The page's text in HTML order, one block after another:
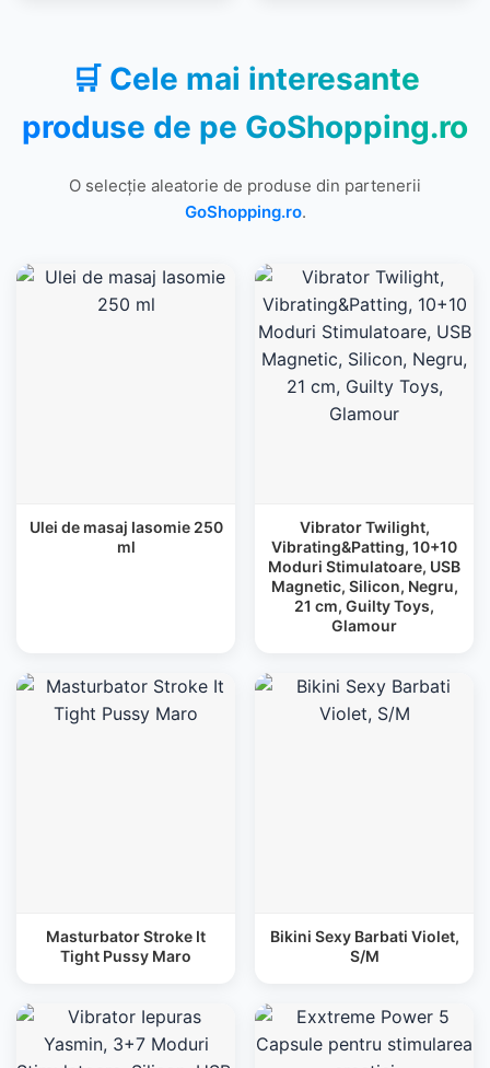
🛒 Cele mai interesante
produse de pe GoShopping.ro
O selecție aleatorie de produse din partenerii
GoShopping.ro.
Ulei de masaj Iasomie 250
ml
Vibrator Twilight,
Vibrating&Patting, 10+10
Moduri Stimulatoare, USB
Magnetic, Silicon, Negru,
21 cm, Guilty Toys,
Glamour
Masturbator Stroke It
Tight Pussy Maro
Bikini Sexy Barbati Violet,
S/M